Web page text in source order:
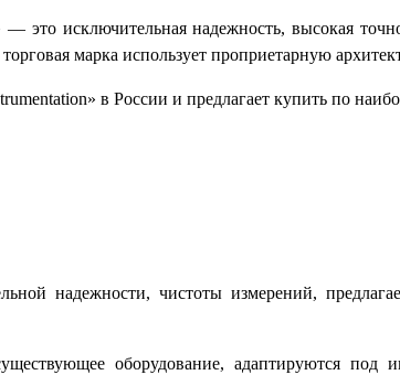
это исключительная надежность, высокая
марка использует проприетарную
в России и предлагает купить по
надежности, чистоты измерений,
оборудование, адаптируются под